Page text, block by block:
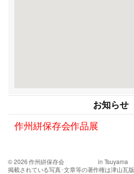
お知らせ
作州絣保存会作品展
© 2026 作州絣保存会 in Tsuyama
掲載されている写真･文章等の著作権は津山瓦